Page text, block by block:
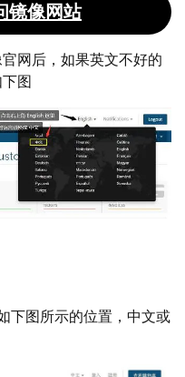
镜像网站
网后，如果英文不好的
下图
下图所示的位置，中文或